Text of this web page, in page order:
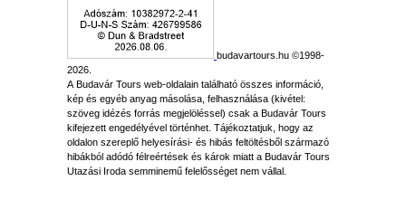
budavartours.hu ©1998-
2026.
A Budavár Tours web-oldalain található összes információ,
kép és egyéb anyag másolása, felhasználása (kivétel:
szöveg idézés forrás megjelöléssel) csak a Budavár Tours
kifejezett engedélyével történhet. Tájékoztatjuk, hogy az
oldalon szereplő helyesírási- és hibás feltöltésből származó
hibákból adódó félreértések és károk miatt a Budavár Tours
Utazási Iroda semminemű felelősséget nem vállal.